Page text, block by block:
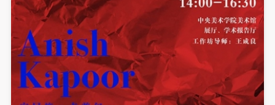
性、专业性、国际化的现代公共美术馆。中央美术学
院美术馆与时代同行，努力塑造一个开放、自由、学
术的空间氛围，竭诚与各单位、企业、机构、艺术家
和观众进行良好互动。以学院的学术研究为基础，积
极策划国际、国内多视角、多领域的展览、论坛及公
共教育活动，为美院师生、中外艺术家以及社会公众
性、专业性、国际化的现代公共美术馆。中央美术学
院美术馆与时代同行，努力塑造一个开放、自由、学
术的空间氛围，竭诚与各单位、企业、机构、艺术家
和观众进行良好互动。以学院的学术研究为基础，积
极策划国际、国内多视角、多领域的展览、论坛及公
共教育活动，为美院师生、中外艺术家以及社会公众
性、专业性、国际化的现代公共美术馆。中央美术学
院美术馆与时代同行，努力塑造一个开放、自由、学
术的空间氛围，竭诚与各单位、企业、机构、艺术家
和观众进行良好互动。以学院的学术研究为基础，积
极策划国际、国内多视角、多领域的展览、论坛及公
共教育活动，为美院师生、中外艺术家以及社会公众